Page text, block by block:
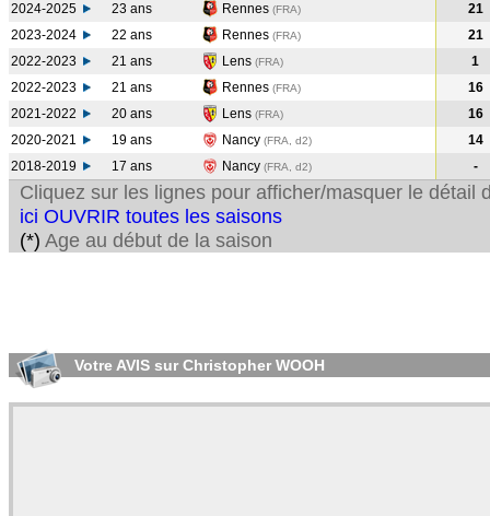
2024-2025
23 ans Rennes (FRA)
21
2023-2024
22 ans Rennes (FRA)
21
2022-2023
21 ans Lens (FRA)
1
2022-2023
21 ans Rennes (FRA)
16
2021-2022
20 ans Lens (FRA)
16
2020-2021
19 ans Nancy (FRA, d2)
14
2018-2019
17 ans Nancy (FRA, d2) -
Cliquez sur les lignes pour afficher/masquer le détail
ici OUVRIR toutes les saisons
(*) Age au début de la saison
Votre AVIS sur Christopher WOOH